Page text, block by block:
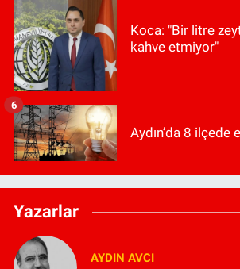
Koca: "Bir litre
kahve etmiyor"
Aydın’da 8
6
Yazarlar
AYDIN AVCI